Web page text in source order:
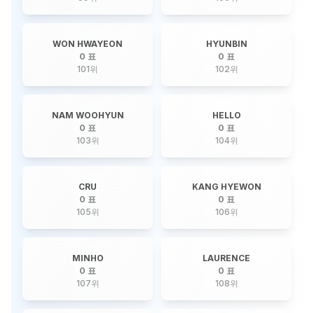
WON HWAYEON
0 표
101위
HYUNBIN
0 표
102위
NAM WOOHYUN
0 표
103위
HELLO
0 표
104위
CRU
0 표
105위
KANG HYEWON
0 표
106위
MINHO
0 표
107위
LAURENCE
0 표
108위